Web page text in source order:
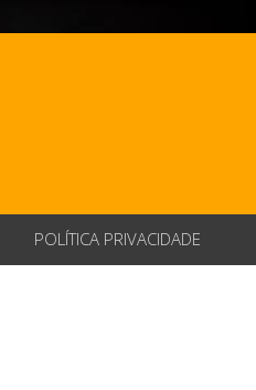
POLÍTICA PRIVACIDADE